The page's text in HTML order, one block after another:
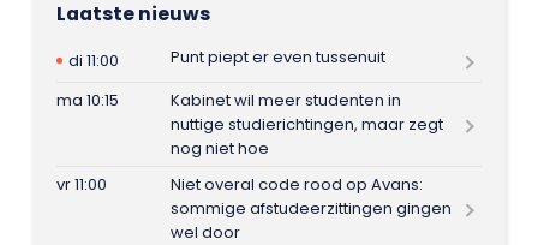
Laatste nieuws
di 11:00
Punt piept er even tussenuit
ma 10:15
Kabinet wil meer studenten in
nuttige studierichtingen, maar zegt
nog niet hoe
vr 11:00
Niet overal code rood op Avans:
sommige afstudeerzittingen gingen
wel door